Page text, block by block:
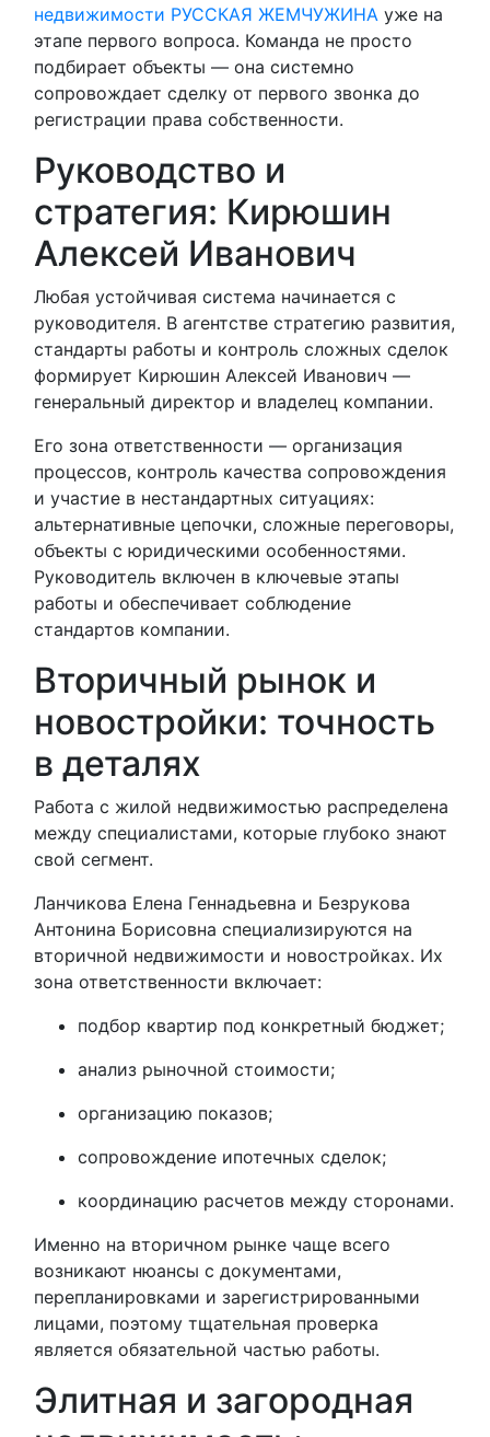
недвижимости РУССКАЯ ЖЕМЧУЖИНА уже на
этапе первого вопроса. Команда не просто
подбирает объекты — она системно
сопровождает сделку от первого звонка до
регистрации права собственности.
Руководство и
стратегия: Кирюшин
Алексей Иванович
Любая устойчивая система начинается с
руководителя. В агентстве стратегию развития,
стандарты работы и контроль сложных сделок
формирует Кирюшин Алексей Иванович —
генеральный директор и владелец компании.
Его зона ответственности — организация
процессов, контроль качества сопровождения
и участие в нестандартных ситуациях:
альтернативные цепочки, сложные переговоры,
объекты с юридическими особенностями.
Руководитель включен в ключевые этапы
работы и обеспечивает соблюдение
стандартов компании.
Вторичный рынок и
новостройки: точность
в деталях
Работа с жилой недвижимостью распределена
между специалистами, которые глубоко знают
свой сегмент.
Ланчикова Елена Геннадьевна и Безрукова
Антонина Борисовна специализируются на
вторичной недвижимости и новостройках. Их
зона ответственности включает:
подбор квартир под конкретный бюджет;
анализ рыночной стоимости;
организацию показов;
сопровождение ипотечных сделок;
координацию расчетов между сторонами.
Именно на вторичном рынке чаще всего
возникают нюансы с документами,
перепланировками и зарегистрированными
лицами, поэтому тщательная проверка
является обязательной частью работы.
Элитная и загородная